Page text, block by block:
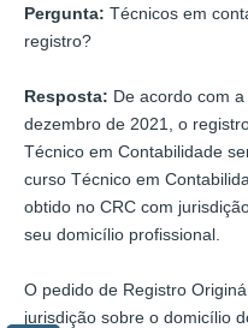
Pergunta: Técnicos em
registro?
Resposta: De acordo com
dezembro de 2021, o
Técnico em Contabilidade
curso Técnico em
obtido no CRC com
seu domicílio profissional.
O pedido de Registro
jurisdição sobre o domicílio